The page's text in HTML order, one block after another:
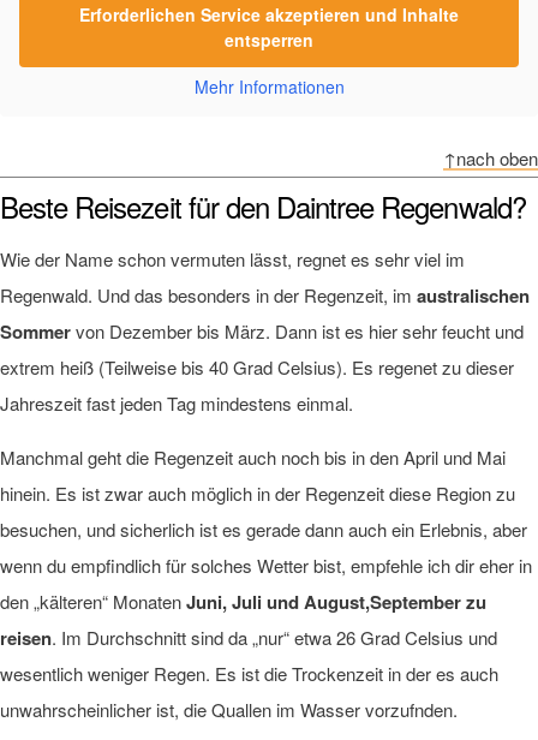
Erforderlichen Service akzeptieren und Inhalte
entsperren
Mehr Informationen
↑nach oben
Beste Reisezeit für den Daintree Regenwald?
Wie der Name schon vermuten lässt, regnet es sehr viel im
Regenwald. Und das besonders in der Regenzeit, im australischen
Sommervon Dezember bis März. Dann ist es hier sehr feucht und
extrem heiß (Teilweise bis 40 Grad Celsius). Es regenet zu dieser
Jahreszeit fast jeden Tag mindestens einmal.
Manchmal geht die Regenzeit auch noch bis in den April und Mai
hinein. Es ist zwar auch möglich in der Regenzeit diese Region zu
besuchen, und sicherlich ist es gerade dann auch ein Erlebnis, aber
wenn du empfindlich für solches Wetter bist, empfehle ich dir eher in
den „kälteren“ MonatenJuni, Juli und August,September zu
reisen. Im Durchschnitt sind da „nur“ etwa 26 Grad Celsius und
wesentlich weniger Regen. Es ist die Trockenzeit in der es auch
unwahrscheinlicher ist, die Quallen im Wasser vorzufnden.